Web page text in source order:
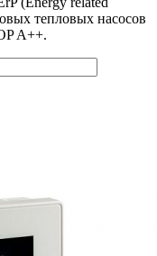
тепловых насосов
A++.